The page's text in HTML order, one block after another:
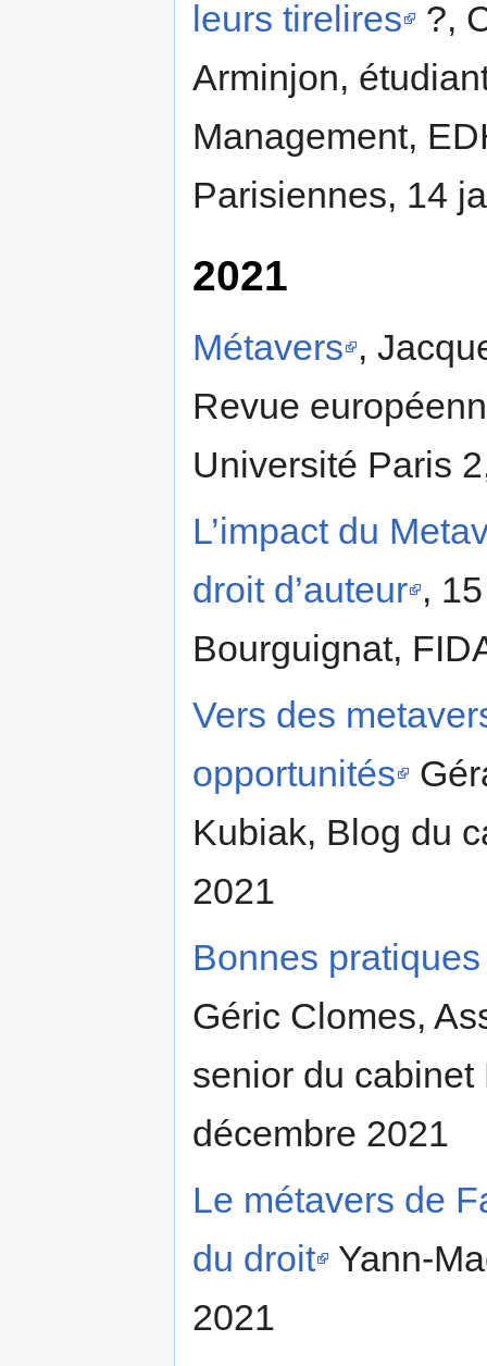
leurs tirelires
?,
Arminjon,
Management,
Parisiennes, 14
2021
Métavers ,
Revue
Université Paris
L’impact du
droit d’auteur ,
Bourguignat,
Vers des
opportunités
Kubiak, Blog du
2021
Bonnes
Géric Clomes,
senior du
décembre 2021
Le métavers de
du droit Yann-
2021